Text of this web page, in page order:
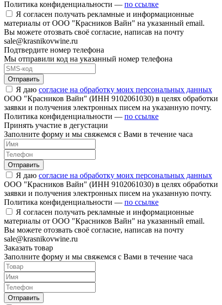
Политика конфиденциальности — по ссылке
Я согласен получать рекламные и информационные
материалы от ООО "Красников Вайн" на указанный email.
Вы можете отозвать своё согласие, написав на почту
sale@krasnikovwine.ru
Подтвердите номер телефона
Мы отправили код на указанный номер телефона
Отправить
Я даю согласие на обработку моих персональных данных
ООО "Красников Вайн" (ИНН 9102061030) в целях обработки
заявки и получения электронных писем на указанную почту.
Политика конфиденциальности — по ссылке
Принять участие в дегустации
Заполните форму и мы свяжемся с Вами в течение часа
Отправить
Я даю согласие на обработку моих персональных данных
ООО "Красников Вайн" (ИНН 9102061030) в целях обработки
заявки и получения электронных писем на указанную почту.
Политика конфиденциальности — по ссылке
Я согласен получать рекламные и информационные
материалы от ООО "Красников Вайн" на указанный email.
Вы можете отозвать своё согласие, написав на почту
sale@krasnikovwine.ru
Заказать товар
Заполните форму и мы свяжемся с Вами в течение часа
Отправить